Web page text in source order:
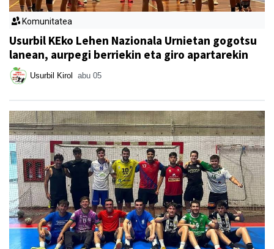
Komunitatea
Usurbil KEko Lehen Nazionala Urnietan gogotsu
lanean, aurpegi berriekin eta giro apartarekin
Usurbil Kirol abu 05